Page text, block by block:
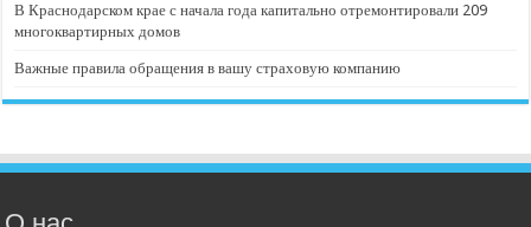
В Краснодарском крае с начала года капитально отремонтировали 209
многоквартирных домов
Важные правила обращения в вашу страховую компанию